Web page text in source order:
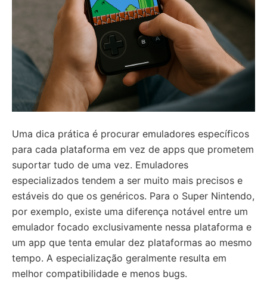
Uma dica prática é procurar emuladores específicos
para cada plataforma em vez de apps que prometem
suportar tudo de uma vez. Emuladores
especializados tendem a ser muito mais precisos e
estáveis do que os genéricos. Para o Super Nintendo,
por exemplo, existe uma diferença notável entre um
emulador focado exclusivamente nessa plataforma e
um app que tenta emular dez plataformas ao mesmo
tempo. A especialização geralmente resulta em
melhor compatibilidade e menos bugs.